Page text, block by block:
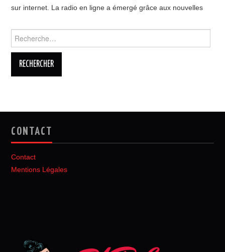
sur internet. La radio en ligne a émergé grâce aux nouvelles
Rechercher :
CONTACT
Contact
Mentions Légales